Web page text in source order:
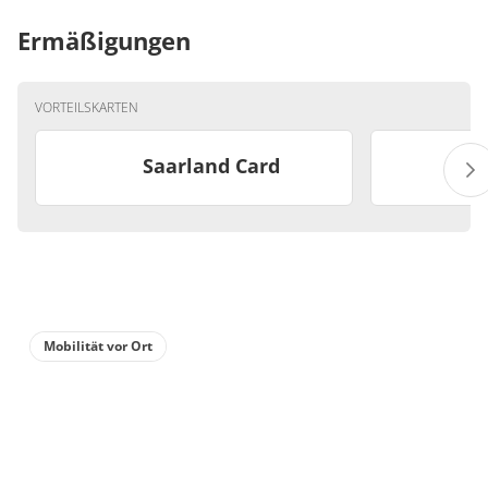
Ermäßigungen
VORTEILSKARTEN
Saarland Card
Mobilität vor Ort